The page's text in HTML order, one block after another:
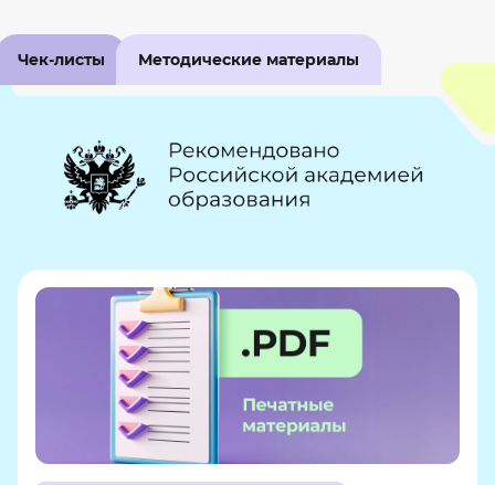
Чек-листы Методические материалы